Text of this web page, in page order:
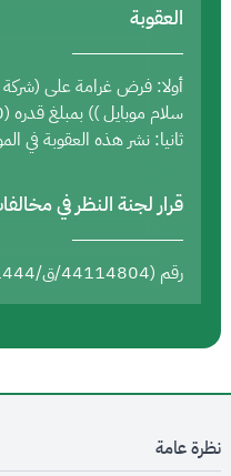
العقوبة
أولا: فرض غرامة على (شركة
سلام موبايل )) بمبلغ قدره (15,000) ريال سعودي.
ثانيا: نشر هذه العقوبة في
قرار لجنة النظر في
رقم (44114804/ق/1444هـ) وتاريخ (21/10/1444هـ)
نظرة عامة